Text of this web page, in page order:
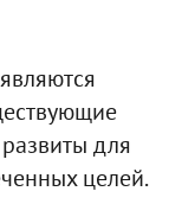
для
целей.